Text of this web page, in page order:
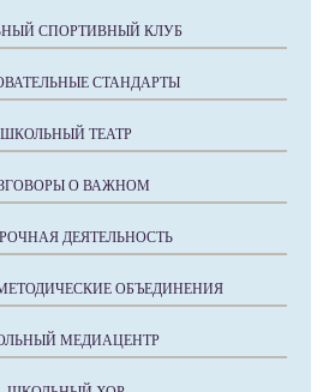
СПОРТИВНЫЙ КЛУБ
СТАНДАРТЫ
ШКОЛЬНЫЙ ТЕАТР
О ВАЖНОМ
ДЕЯТЕЛЬНОСТЬ
ОБЪЕДИНЕНИЯ
МЕДИАЦЕНТР